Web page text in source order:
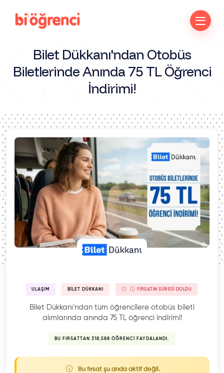
Bilet Dükkanı'ndan Otobüs
Biletlerinde Anında 75 TL Öğrenci
İndirimi!
ULAŞIM BILET DÜKKANI FIRSATIN SÜRESI DOLDU
Bilet Dükkanı'ndan tüm öğrencilere otobüs bileti
alımlarında anında 75 TL öğrenci indirimi!
BU FIRSATTAN 318,588 ÖĞRENCI FAYDALANDI.
Bu fırsat şu anda aktif değil.